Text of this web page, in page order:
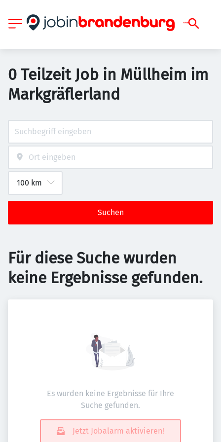
0 Teilzeit Job in Müllheim im
Markgräflerland
Suchen
Für diese Suche wurden
keine Ergebnisse gefunden.
Es wurden keine Ergebnisse für Ihre
Suche gefunden.
Jetzt Jobalarm aktivieren!